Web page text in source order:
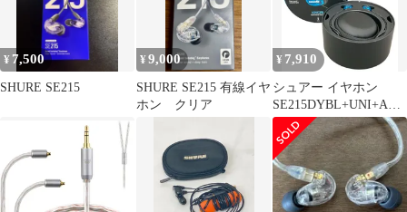
¥ 7,500
SHURE SE215
¥9,000
SHURE SE215 有線イヤ
ホン クリア
¥ 7,910
シュアー イヤホン
SE215DYBL+UNI+A
SHURE